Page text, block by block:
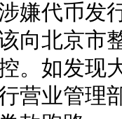
代币发行
向北京市
。如发现
营业管理